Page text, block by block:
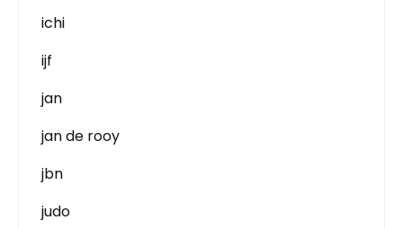
ichi
ijf
jan
jan de rooy
jbn
judo